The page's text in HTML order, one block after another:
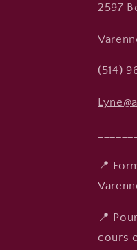
2597
(514)
📍
📍
cours